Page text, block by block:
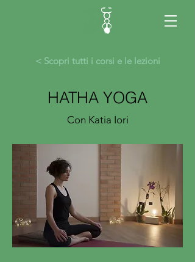
< Scopri tutti i corsi e le lezioni
HATHA YOGA
Con Katia Iori